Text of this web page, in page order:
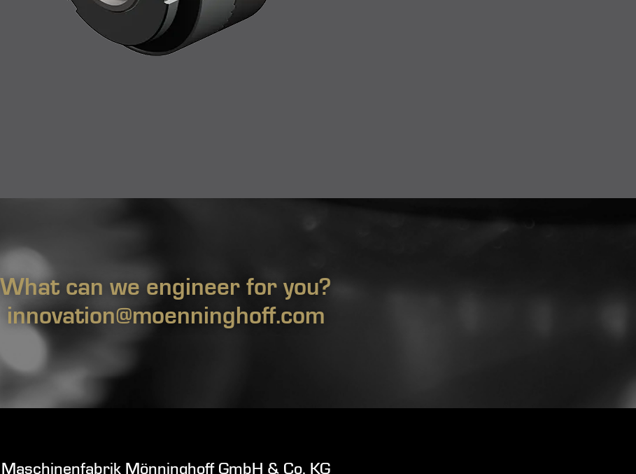
What can we engineer for you?
innovation@moenninghoff.com
Maschinenfabrik Mönninghoff GmbH & Co. KG